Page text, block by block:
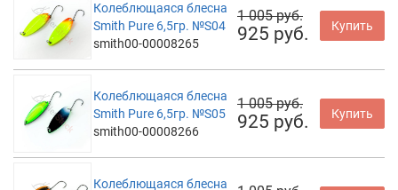
Колеблющаяся блесна
Smith Pure 6,5гр. №S04
smith00-00008265
1 005 руб.
925 руб. Купить
Колеблющаяся блесна
Smith Pure 6,5гр. №S05
smith00-00008266
1 005 руб.
925 руб. Купить
Колеблющаяся блесна